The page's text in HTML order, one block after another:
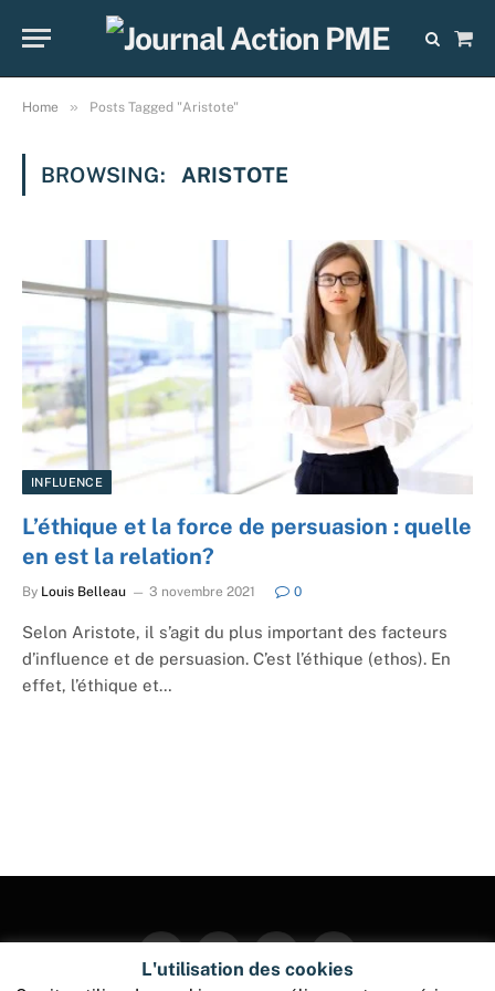
Cart
Home » Posts Tagged "Aristote"
BROWSING: ARISTOTE
INFLUENCE
L’éthique et la force de persuasion : quelle
en est la relation?
By Louis Belleau 3 novembre 2021 0
Selon Aristote, il s’agit du plus important des facteurs
d’influence et de persuasion. C’est l’éthique (ethos). En
effet, l’éthique et…
FacebookTwitter InstagramPinterest
L'utilisation des cookies